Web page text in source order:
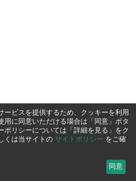
ービスを提供するため、クッキーを利用
用に同意いただける場合は「同意」ボタ
ポリシーについては「詳細を見る」をク
くは当サイトの サイトポリシー をご確
同意